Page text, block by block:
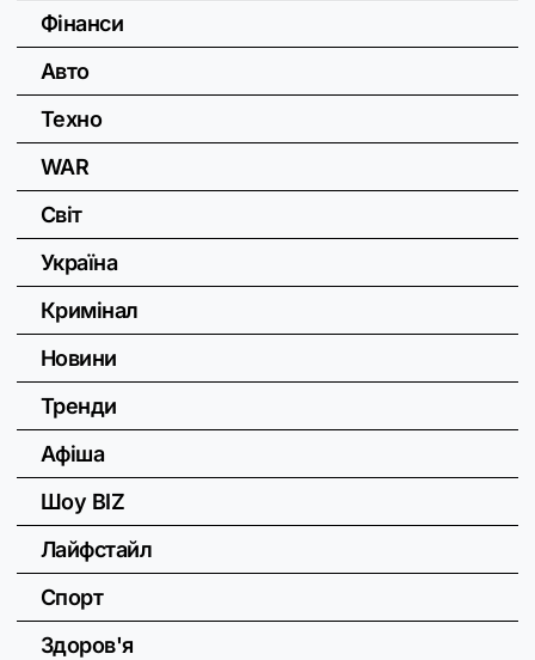
Фінанси
Авто
Техно
WAR
Світ
Україна
Кримінал
Новини
Тренди
Афіша
Шоу BIZ
Лайфстайл
Спорт
Здоров'я